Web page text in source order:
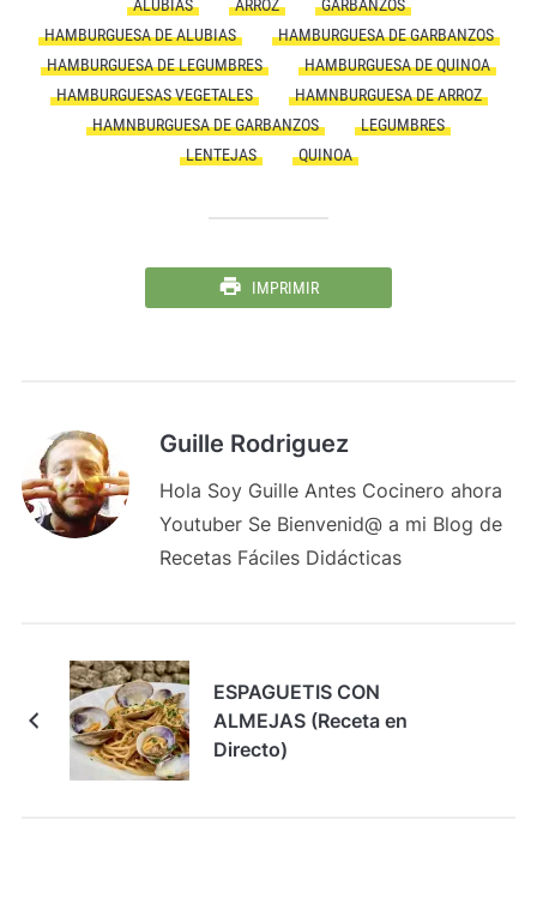
ALUBIAS ARROZ
GARBANZOS
HAMBURGUESA DE ALUBIAS
HAMBURGUESA DE GARBANZOS
HAMBURGUESA DE LEGUMBRES
HAMBURGUESA DE QUINOA
HAMBURGUESAS VEGETALES
HAMNBURGUESA DE ARROZ
HAMNBURGUESA DE GARBANZOS
LEGUMBRES
LENTEJAS
QUINOA
IMPRIMIR
Guille Rodriguez
Hola Soy Guille Antes Cocinero ahora
Youtuber Se Bienvenid@ a mi Blog de
Recetas Fáciles Didácticas
ESPAGUETIS CON
ALMEJAS (Receta en
Directo)